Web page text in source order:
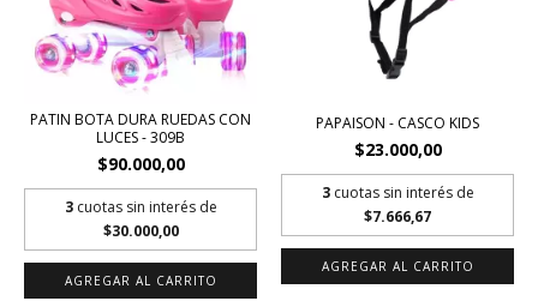
PATIN BOTA DURA RUEDAS CON
LUCES - 309B
$90.000,00
3 cuotas sin interés de
$30.000,00
AGREGAR AL CARRITO
PAPAISON - CASCO KIDS
$23.000,00
3 cuotas sin interés de
$7.666,67
AGREGAR AL CARRITO